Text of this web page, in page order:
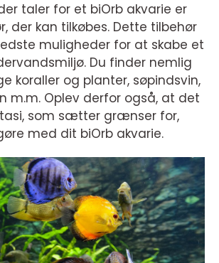
taler for et biOrb akvarie er
der kan tilkøbes. Dette tilbehør
muligheder for at skabe et
Du finder nemlig
koraller og planter, søpindsvin,
m.m. Oplev derfor også, at det
som sætter grænser for,
med dit biOrb akvarie.